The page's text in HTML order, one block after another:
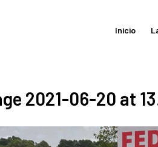
Inicio
2021-06-20 at